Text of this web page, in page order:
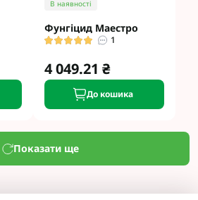
В наявності
Фунгіцид Маестро
1
4 049.21 ₴
До кошика
Показати ще